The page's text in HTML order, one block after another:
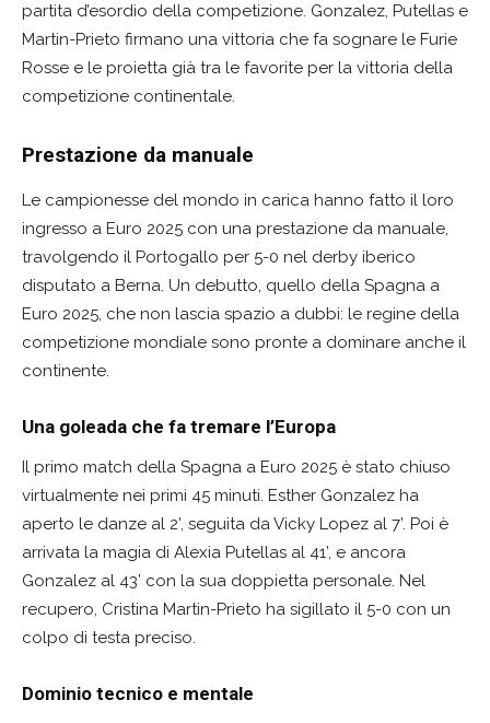
partita d’esordio della competizione. Gonzalez, Putellas e
Martin-Prieto firmano una vittoria che fa sognare le Furie
Rosse e le proietta già tra le favorite per la vittoria della
competizione continentale.
Prestazione da manuale
Le campionesse del mondo in carica hanno fatto il loro
ingresso a Euro 2025 con una prestazione da manuale,
travolgendo il Portogallo per 5-0 nel derby iberico
disputato a Berna. Un debutto, quello della Spagna a
Euro 2025, che non lascia spazio a dubbi: le regine della
competizione mondiale sono pronte a dominare anche il
continente.
Una goleada che fa tremare l’Europa
Il primo match della Spagna a Euro 2025 è stato chiuso
virtualmente nei primi 45 minuti. Esther Gonzalez ha
aperto le danze al 2’, seguita da Vicky Lopez al 7’. Poi è
arrivata la magia di Alexia Putellas al 41’, e ancora
Gonzalez al 43’ con la sua doppietta personale. Nel
recupero, Cristina Martin-Prieto ha sigillato il 5-0 con un
colpo di testa preciso.
Dominio tecnico e mentale